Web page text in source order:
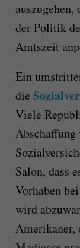
der Politik
Amtszeit
Ein
die
Viele
Abschaffung
Salon, dass
Vorhaben
wird
Amerikaner,